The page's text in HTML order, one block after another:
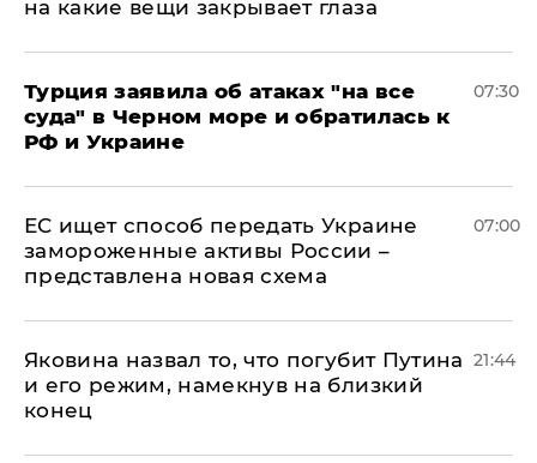
на какие вещи закрывает глаза
Турция заявила об атаках "на все
суда" в Черном море и обратилась к
РФ и Украине
07:30
ЕС ищет способ передать Украине
замороженные активы России –
представлена новая схема
07:00
Яковина назвал то, что погубит Путина
и его режим, намекнув на близкий
конец
21:44